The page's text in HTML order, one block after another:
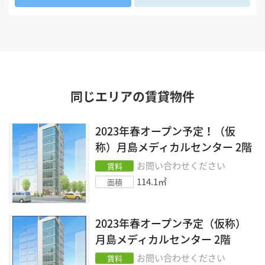
同じエリアの賃貸物件
2023年春オープン予定！（仮
称）月島メディカルセンター2階
賃料 お問い合わせください
面積 114.1㎡
2023年春オープン予定（仮称）
月島メディカルセンター2階
賃料 お問い合わせください